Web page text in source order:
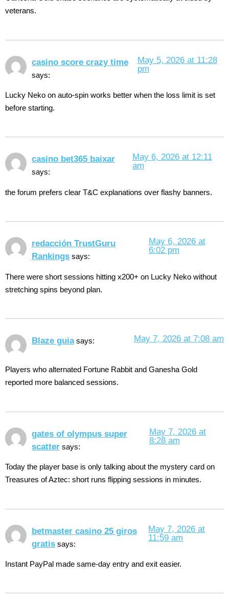
veterans.
casino score crazy time
says:
May 5, 2026 at 11:28
pm
Lucky Neko on auto-spin works better when the loss limit is set
before starting.
casino bet365 baixar
says:
May 6, 2026 at 12:11
am
the forum prefers clear T&C explanations over flashy banners.
redacción TrustGuru
Rankings says:
May 6, 2026 at
6:02 pm
There were short sessions hitting x200+ on Lucky Neko without
stretching spins beyond plan.
Blaze guia says: May 7, 2026 at 7:08 am
Players who alternated Fortune Rabbit and Ganesha Gold
reported more balanced sessions.
gates of olympus super
scatter says:
May 7, 2026 at
8:28 am
Today the player base is only talking about the mystery card on
Treasures of Aztec: short runs flipping sessions in minutes.
betmaster casino 25 giros
gratis says:
May 7, 2026 at
11:59 am
Instant PayPal made same-day entry and exit easier.